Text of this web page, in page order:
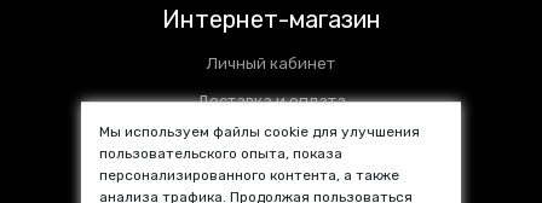
Интернет-магазин
Личный кабинет
Доставка и оплата
Установочные центры
Контакты
Мы используем файлы cookie для улучшения
пользовательского опыта, показа
персонализированного контента, а также
анализа трафика. Продолжая пользоваться